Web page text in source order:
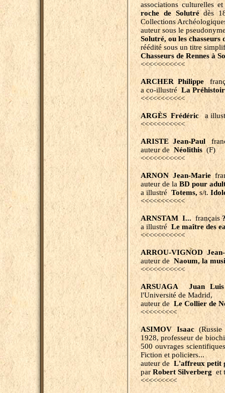
associations culturelles
roche de Solutrédès
Collections
auteur sous le
Solutré, ou les chasseurs
réédité sous un titre
Chasseurs de Rennes à
<<<<<<<<<<<
ARCHER Philippe
a co-illustré La
<<<<<<<<<<<
ARGÈS Frédérica
<<<<<<<<<<<
ARISTE Jean-Paul
auteur de Néolithis (F)
<<<<<<<<<<<
ARNON Jean-Marie
auteur de la BD pour
a illustré Totems, s/t.
<<<<<<<<<<<
ARNSTAM I... français
a illustré Le maître des
<<<<<<<<<<<
ARROU-VIGNOD
auteur de Naoum, la
<<<<<<<<<<<
ARSUAGA Juan Luis
l'Université de Madrid,
auteur de Le Collier de
<<<<<<<<<
ASIMOV Isaac(Russie
1928, professeur de
500 ouvrages
Fiction et policiers...
auteur de L'affreux petit
par Robert Silverberg et
<<<<<<<<<